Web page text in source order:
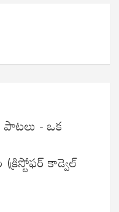
- ఒక
కాడ్వెల్